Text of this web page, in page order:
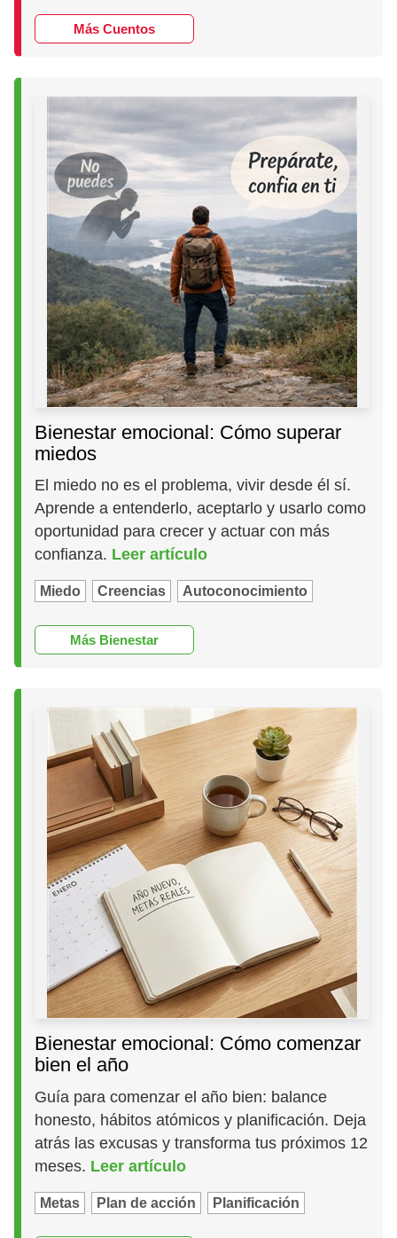
Más Cuentos
Bienestar emocional: Cómo superar
miedos
El miedo no es el problema, vivir desde él sí.
Aprende a entenderlo, aceptarlo y usarlo como
oportunidad para crecer y actuar con más
confianza. Leer artículo
Miedo Creencias Autoconocimiento
Más Bienestar
Bienestar emocional: Cómo comenzar
bien el año
Guía para comenzar el año bien: balance
honesto, hábitos atómicos y planificación. Deja
atrás las excusas y transforma tus próximos 12
meses. Leer artículo
Metas Plan de acción Planificación